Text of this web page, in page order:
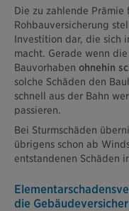
Die zu zahlende
Rohbauversicherung
Investition dar, die sich
macht. Gerade wenn die
Bauvorhaben ohnehin
solche Schäden den
schnell aus der Bahn
passieren.
Bei Sturmschäden
übrigens schon ab
entstandenen Schäden
die